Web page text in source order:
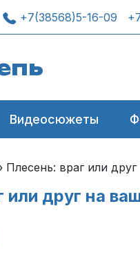
+7(38568)5-16-09
Видеосюжеты
Плесень: враг или
или друг на